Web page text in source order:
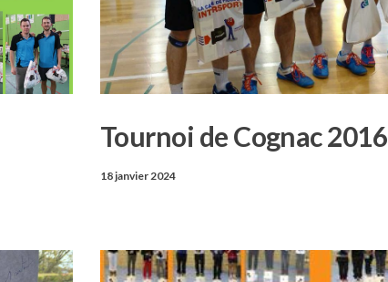
Tournoi de Cognac 2016
18 janvier 2024